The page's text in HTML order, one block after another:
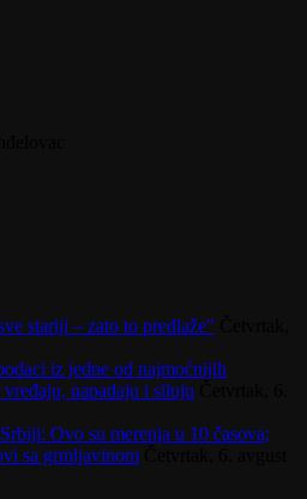
stariji – zato to predlaže"
iz jedne od najmoćnijih
napadaju i siluju
Ovo su merenja u 10 časova;
sa grmljavinom